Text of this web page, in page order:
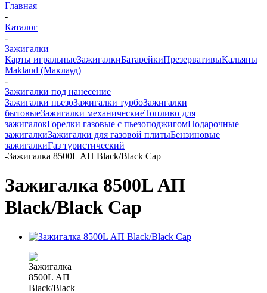
Главная
-
Каталог
-
Зажигалки
Карты игральныеЗажигалкиБатарейкиПрезервативыКальяны
Maklaud (Маклауд)
-
Зажигалки под нанесение
Зажигалки пьезоЗажигалки турбоЗажигалки
бытовыеЗажигалки механическиеТопливо для
зажигалокГорелки газовые с пьезоподжигомПодарочные
зажигалкиЗажигалки для газовой плитыБензиновые
зажигалкиГаз туристический
-Зажигалка 8500L АП Black/Black Cap
Зажигалка 8500L АП
Black/Black Cap